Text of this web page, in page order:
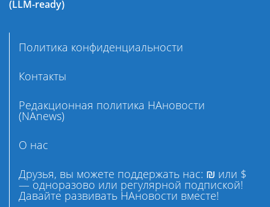
(LLM-ready)
Политика конфиденциальности
Контакты
Редакционная политика НАновости
(NAnews)
О нас
Друзья, вы можете поддержать нас: ₪ или $
— одноразово или регулярной подпиской!
Давайте развивать НАновости вместе!